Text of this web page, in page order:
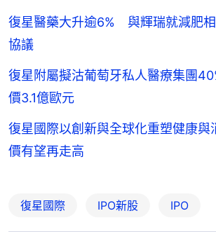
復星醫藥大升逾6% 與輝瑞就減肥
協議
復星附屬擬沽葡萄牙私人醫療集團
價3.1億歐元
復星國際以創新與全球化重塑健康
價有望再走高
復星國際 IPO新股 IPO